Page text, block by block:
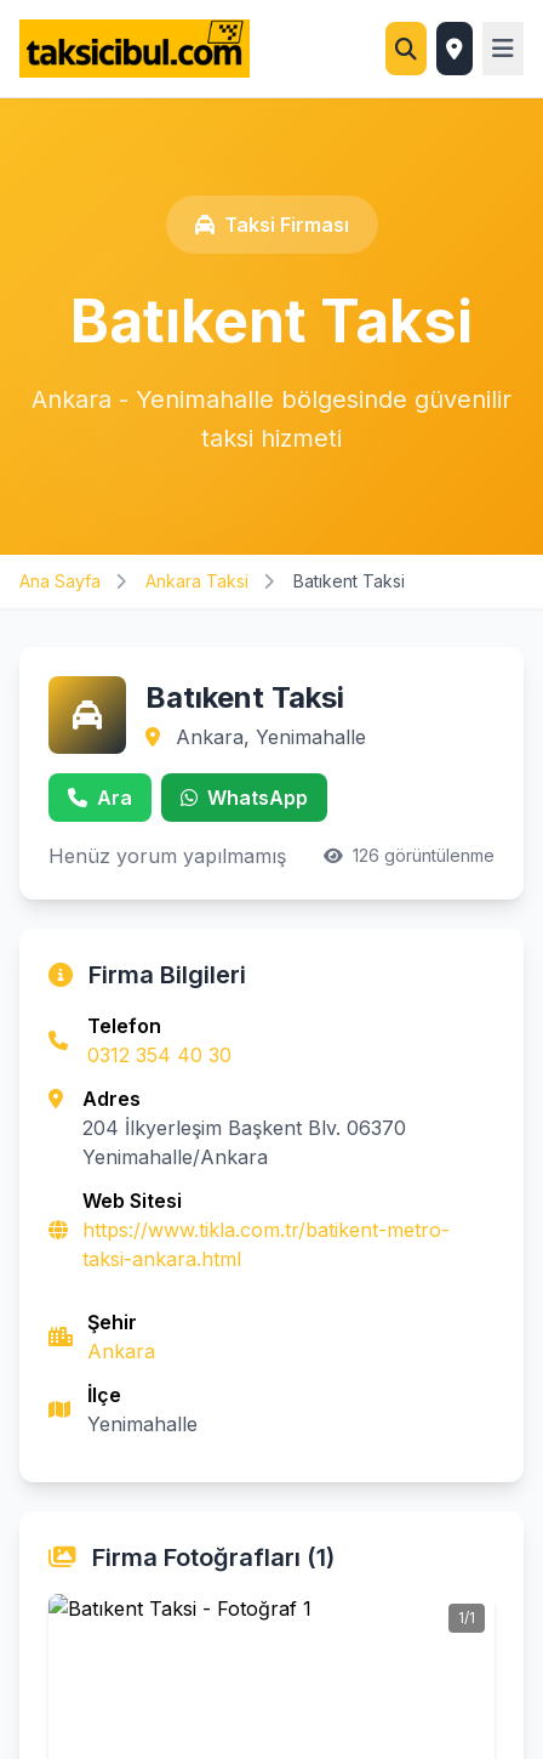
Taksi Firması
Batıkent Taksi
Ankara - Yenimahalle bölgesinde güvenilir
taksi hizmeti
Ana Sayfa Ankara Taksi Batıkent Taksi
Batıkent Taksi
Ankara, Yenimahalle
Ara WhatsApp
Henüz yorum yapılmamış 126 görüntülenme
Firma Bilgileri
Telefon
0312 354 40 30
Adres
204 İlkyerleşim Başkent Blv. 06370
Yenimahalle/Ankara
Web Sitesi
https://www.tikla.com.tr/batikent-metro-
taksi-ankara.html
Şehir
Ankara
İlçe
Yenimahalle
Firma Fotoğrafları (1)
1/1